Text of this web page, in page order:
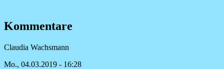
Kommentare
Claudia Wachsmann
Mo., 04.03.2019 - 16:28